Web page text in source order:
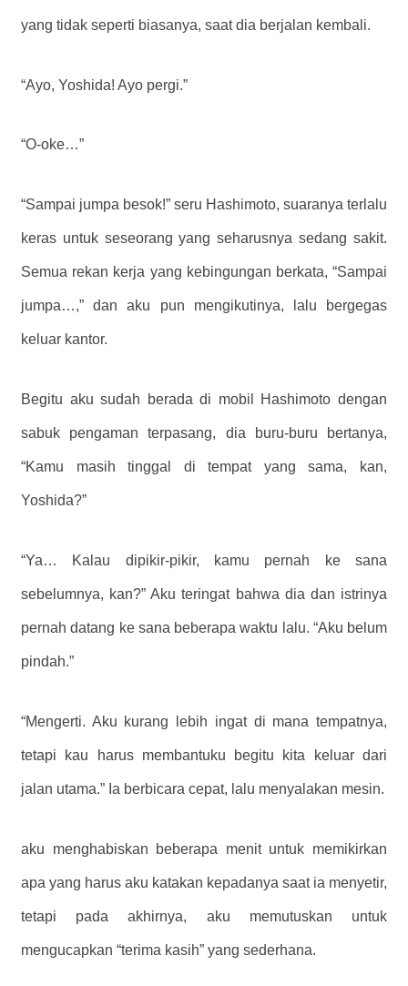
yang tidak seperti biasanya, saat dia berjalan kembali.
“Ayo, Yoshida! Ayo pergi.”
“O-oke…”
“Sampai jumpa besok!” seru Hashimoto, suaranya terlalu
keras untuk seseorang yang seharusnya sedang sakit.
Semua rekan kerja yang kebingungan berkata, “Sampai
jumpa…,” dan aku pun mengikutinya, lalu bergegas
keluar kantor.
Begitu aku sudah berada di mobil Hashimoto dengan
sabuk pengaman terpasang, dia buru-buru bertanya,
“Kamu masih tinggal di tempat yang sama, kan,
Yoshida?”
“Ya… Kalau dipikir-pikir, kamu pernah ke sana
sebelumnya, kan?” Aku teringat bahwa dia dan istrinya
pernah datang ke sana beberapa waktu lalu. “Aku belum
pindah.”
“Mengerti. Aku kurang lebih ingat di mana tempatnya,
tetapi kau harus membantuku begitu kita keluar dari
jalan utama.” Ia berbicara cepat, lalu menyalakan mesin.
aku menghabiskan beberapa menit untuk memikirkan
apa yang harus aku katakan kepadanya saat ia menyetir,
tetapi pada akhirnya, aku memutuskan untuk
mengucapkan “terima kasih” yang sederhana.